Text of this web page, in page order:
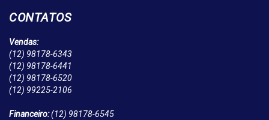
CONTATOS
Vendas:
(12) 98178-6343
(12) 98178-6441
(12) 98178-6520
(12) 99225-2106
Financeiro:(12) 98178-6545